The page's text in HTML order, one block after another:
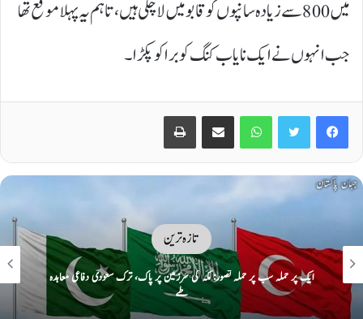
میں 800 سے زیادہ سانپوں کو قابو میں لا چکی ہیں، تاہم یہ پہلا موقع تھا
جب انہوں نے ایک نایاب کنگ کوبرا کو پکڑا۔
Facebook
Twitter
WhatsApp
Share via Email
Print
تازہ ترین
ایک پر حملہ سب پر حملہ تصور: مکہ کی سرزمین پر پاک، ترک سعودی دفاعی معاہدہ
طے